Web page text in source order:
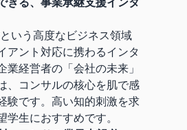
いう高度なビジネス領域
アント対応に携わるインタ
業経営者の「会社の未来」
、コンサルの核心を肌で感
験です。高い知的刺激を求
生におすすめです。